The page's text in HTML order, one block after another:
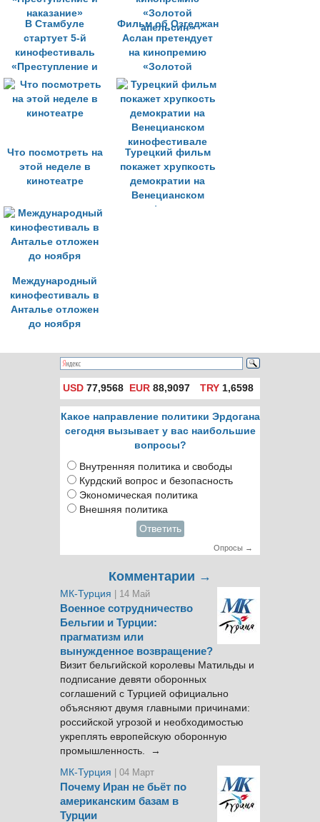
В Стамбуле
стартует 5-й
кинофестиваль
«Преступление и
наказание»
Фильм об Озгеджан
Аслан претендует
на кинопремию
«Золотой
апельсин»
Что посмотреть на
этой неделе в
кинотеатре
Турецкий фильм
покажет хрупкость
демократии на
Венецианском
кинофестивале
Международный
кинофестиваль в
Анталье отложен
до ноября
USD 77,9568 EUR 88,9097 TRY1,6598
Какое направление политики Эрдогана
сегодня вызывает у вас наибольшие
вопросы?
Внутренняя политика и свободы
Курдский вопрос и безопасность
Экономическая политика
Внешняя политика
Ответить
Опросы →
Комментарии →
МК-Турция | 14 Май
Военное сотрудничество
Бельгии и Турции:
прагматизм или
вынужденное возвращение?
Визит бельгийской королевы Матильды и
подписание девяти оборонных
соглашений с Турцией официально
объясняют двумя главными причинами:
российской угрозой и необходимостью
укреплять европейскую оборонную
промышленность. →
МК-Турция
| 04 Март
Почему Иран не бьёт по
американским базам в
Турции